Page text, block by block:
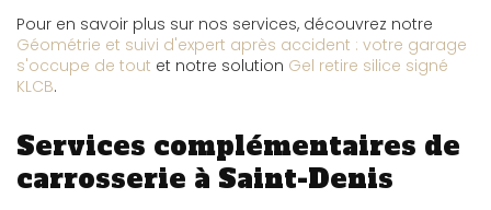
Pour en savoir plus sur nos services, découvrez notre
Géométrie et suivi d'expert après accident : votre garage
s'occupe de tout et notre solution Gel retire silice signé
KLCB.
Services complémentaires de
carrosserie à Saint-Denis